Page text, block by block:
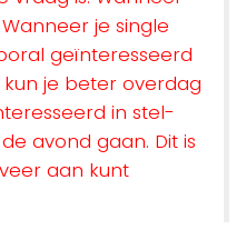
je single
geïnteresseerd
je beter overdag
in stel-
avond gaan. Dit is
aan kunt